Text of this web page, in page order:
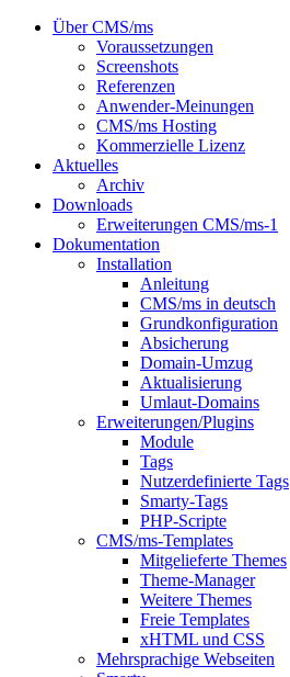
Über CMS/ms
Voraussetzungen
Screenshots
Referenzen
Anwender-Meinungen
CMS/ms Hosting
Kommerzielle Lizenz
Aktuelles
Archiv
Downloads
Erweiterungen CMS/ms-1
Dokumentation
Installation
Anleitung
CMS/ms in deutsch
Grundkonfiguration
Absicherung
Domain-Umzug
Aktualisierung
Umlaut-Domains
Erweiterungen/Plugins
Module
Tags
Nutzerdefinierte Tags
Smarty-Tags
PHP-Scripte
CMS/ms-Templates
Mitgelieferte Themes
Theme-Manager
Weitere Themes
Freie Templates
xHTML und CSS
Mehrsprachige Webseiten